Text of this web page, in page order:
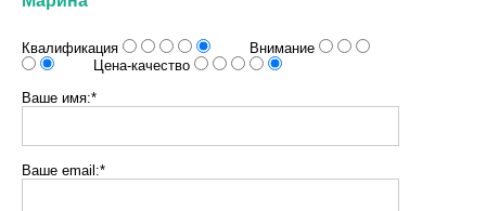
Квалификация
Внимание
Цена-качество
Ваше имя:*
Ваше email:*